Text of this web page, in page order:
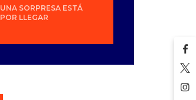
UNA SORPRESA ESTÁ
POR LLEGAR